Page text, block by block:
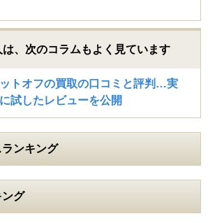
げですかね。
代)
5.0
アものや限定もののグッズを売ると高く売れるの
で売りさばいてたんですが、かなり儲かっても
買取アローズに買取してもらいました。オーク
式でももちろん高く売れますが、こういうジャ
専門に買取してる業者はちゃんと高く買取して
うです。今回のジャニーズ買取アローズがそう
アものや限定ものの相場もしっかりと頭に入って
、次のコラムもよく見ています
トオフの買取の口コミと評判…実
試したレビューを公開
ンキング
ング